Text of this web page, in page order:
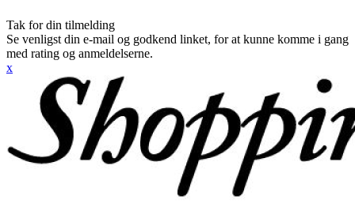
Tak for din tilmelding
Se venligst din e-mail og godkend linket, for at kunne komme i gang
med rating og anmeldelserne.
x